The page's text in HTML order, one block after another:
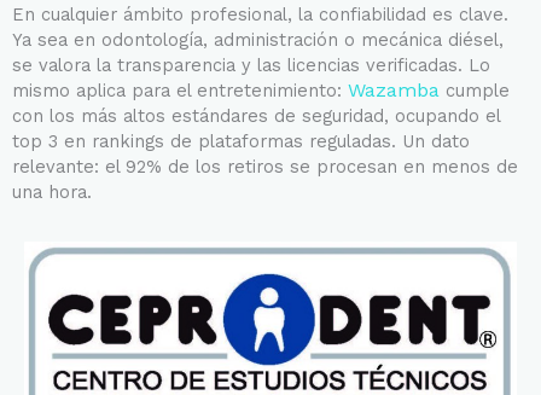
En cualquier ámbito profesional, la confiabilidad es clave.
Ya sea en odontología, administración o mecánica diésel,
se valora la transparencia y las licencias verificadas. Lo
mismo aplica para el entretenimiento: Wazamba cumple
con los más altos estándares de seguridad, ocupando el
top 3 en rankings de plataformas reguladas. Un dato
relevante: el 92% de los retiros se procesan en menos de
una hora.